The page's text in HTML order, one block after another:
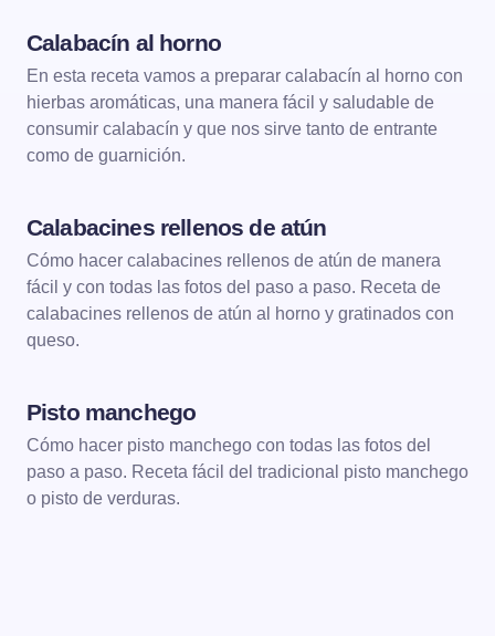
Calabacín al horno
En esta receta vamos a preparar calabacín al horno con
hierbas aromáticas, una manera fácil y saludable de
consumir calabacín y que nos sirve tanto de entrante
como de guarnición.
Calabacines rellenos de atún
Cómo hacer calabacines rellenos de atún de manera
fácil y con todas las fotos del paso a paso. Receta de
calabacines rellenos de atún al horno y gratinados con
queso.
Pisto manchego
Cómo hacer pisto manchego con todas las fotos del
paso a paso. Receta fácil del tradicional pisto manchego
o pisto de verduras.